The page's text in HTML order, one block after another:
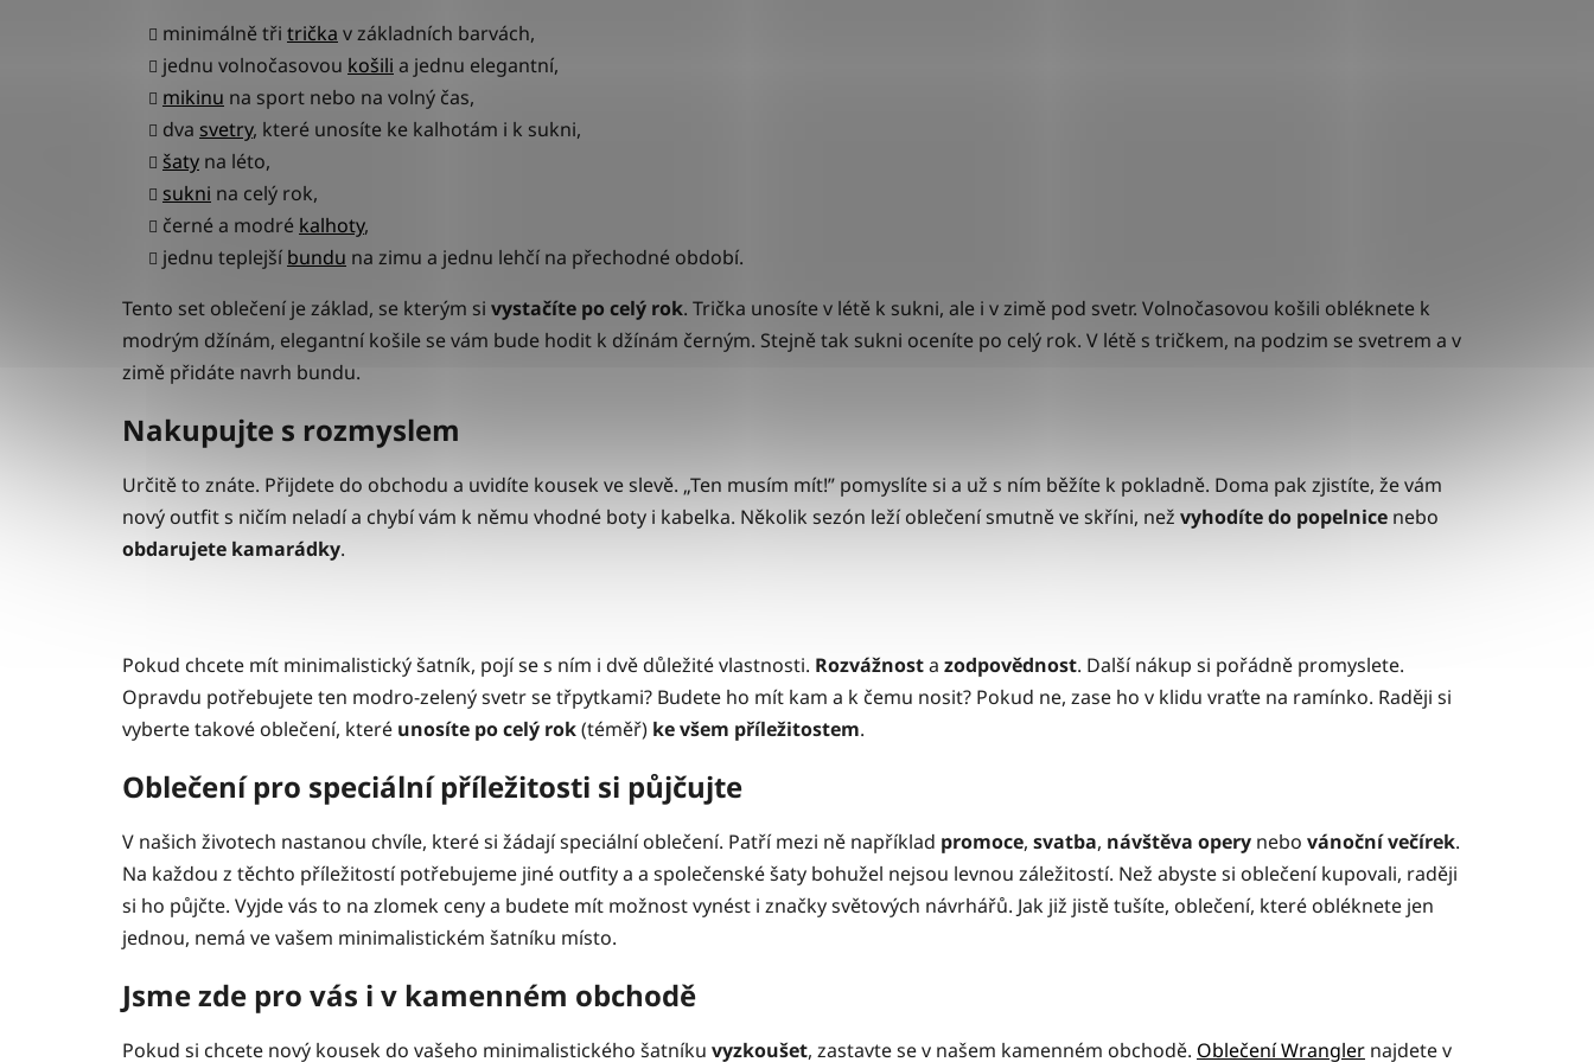
minimálně tři trička v základních barvách,
jednu volnočasovou košili a jednu elegantní,
mikinu na sport nebo na volný čas,
dva svetry, které unosíte ke kalhotám i k sukni,
šaty na léto,
sukni na celý rok,
černé a modré kalhoty,
jednu teplejší bundu na zimu a jednu lehčí na přechodné období.
Tento set oblečení je základ, se kterým si vystačíte po celý rok. Trička unosíte v létě k sukni, ale i v zimě pod svetr. Volnočasovou košili obléknete k
modrým džínám, elegantní košile se vám bude hodit k džínám černým. Stejně tak sukni oceníte po celý rok. V létě s tričkem, na podzim se svetrem a v
zimě přidáte navrh bundu.
Nakupujte s rozmyslem
Určitě to znáte. Přijdete do obchodu a uvidíte kousek ve slevě. „Ten musím mít!” pomyslíte si a už s ním běžíte k pokladně. Doma pak zjistíte, že vám
nový outfit s ničím neladí a chybí vám k němu vhodné boty i kabelka. Několik sezón leží oblečení smutně ve skříni, než vyhodíte do popelnice nebo
obdarujete kamarádky.
Pokud chcete mít minimalistický šatník, pojí se s ním i dvě důležité vlastnosti. Rozvážnosta zodpovědnost. Další nákup si pořádně promyslete.
Opravdu potřebujete ten modro-zelený svetr se třpytkami? Budete ho mít kam a k čemu nosit? Pokud ne, zase ho v klidu vraťte na ramínko. Raději si
vyberte takové oblečení, které unosíte po celý rok(téměř) ke všem příležitostem.
Oblečení pro speciální příležitosti si půjčujte
V našich životech nastanou chvíle, které si žádají speciální oblečení. Patří mezi ně například promoce, svatba, návštěva opery nebo vánočnívečírek.
Na každou z těchto příležitostí potřebujeme jiné outfity a a společenské šaty bohužel nejsou levnou záležitostí. Než abyste si oblečení kupovali, raději
si ho půjčte. Vyjde vás to na zlomek ceny a budete mít možnost vynést i značky světových návrhářů. Jak již jistě tušíte, oblečení, které obléknete jen
jednou, nemá ve vašem minimalistickém šatníku místo.
Jsme zde pro vás i v kamenném obchodě
Pokud si chcete nový kousek do vašeho minimalistického šatníku vyzkoušet, zastavte se v našem kamenném obchodě. Oblečení Wrangler najdete v